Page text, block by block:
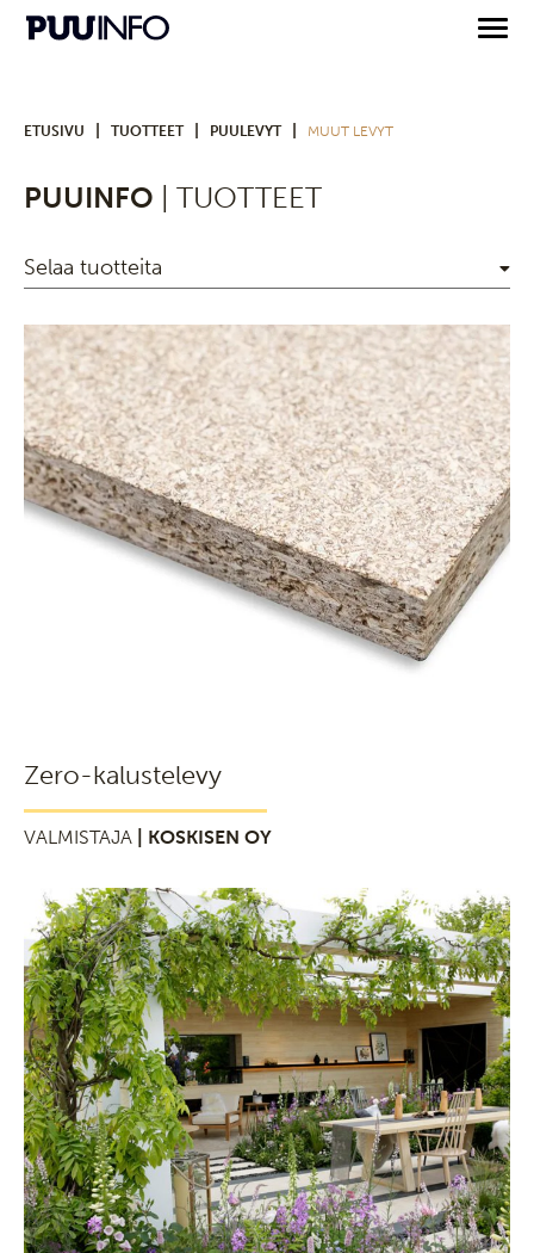
ETUSIVU TUOTTEET PUULEVYT MUUT LEVYT
PUUINFO | TUOTTEET
Selaa tuotteita
Zero-kalustelevy
VALMISTAJA | KOSKISEN OY